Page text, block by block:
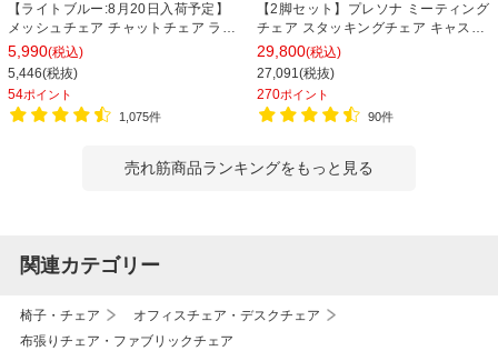
【ライトブルー:8月20日入荷予定】
メッシュチェア チャットチェア ラン
バーサポート オフィスチェア デスク
チェア 会議椅子 幅580×奥行580×高
さ835-930mm
5,990(税込)
5,446(税抜)
54ポイント
1,075件
【2脚セット】プレソナ ミーティング
チェア スタッキングチェア キャスタ
ー付き 座面クッション 幅570×奥行
565×高さ805mm 会議室 収納 法人
大人数 重ねる 会議用椅子 会議用チェ
ア
29,800(税込)
27,091(税抜)
270ポイント
90件
売れ筋商品ランキングをもっと見る
関連カテゴリー
椅子・チェア
オフィスチェア・デスクチェア
布張りチェア・ファブリックチェア